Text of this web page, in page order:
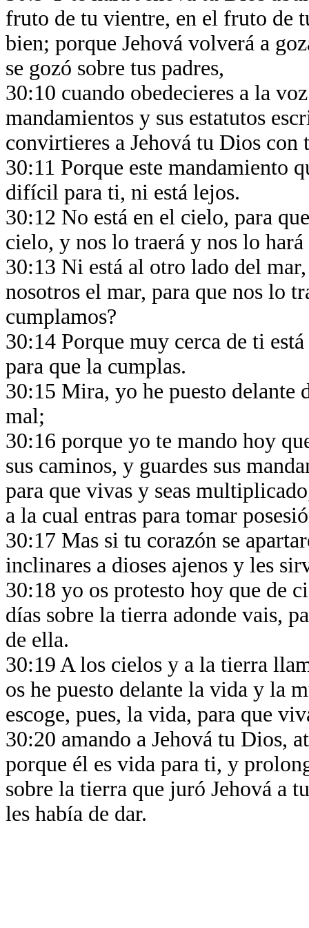
fruto de tu vientre, en el fruto de
bien; porque Jehová volverá a
se gozó sobre tus padres,
30:10 cuando obedecieres a la
mandamientos y sus estatutos
convirtieres a Jehová tu Dios
30:11 Porque este mandamiento
difícil para ti, ni está lejos.
30:12 No está en el cielo, para
cielo, y nos lo traerá y nos lo
30:13 Ni está al otro lado del
nosotros el mar, para que nos lo
cumplamos?
30:14 Porque muy cerca de ti
para que la cumplas.
30:15 Mira, yo he puesto
mal;
30:16 porque yo te mando hoy
sus caminos, y guardes sus
para que vivas y seas
a la cual entras para tomar
30:17 Mas si tu corazón se
inclinares a dioses ajenos y les
30:18 yo os protesto hoy que de
días sobre la tierra adonde vais,
de ella.
30:19 A los cielos y a la tierra
os he puesto delante la vida y la
escoge, pues, la vida, para que
30:20 amando a Jehová tu Dios,
porque él es vida para ti, y
sobre la tierra que juró Jehová a
les había de dar.